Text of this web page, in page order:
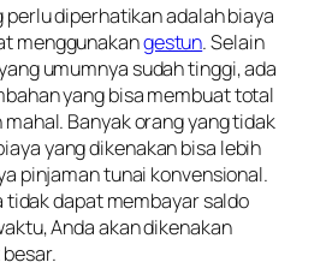
perlu diperhatikan adalah biaya
menggunakangestun. Selain
umumnya sudah tinggi, ada
yang bisa membuat total
Banyak orang yang tidak
yang dikenakan bisa lebih
pinjaman tunai konvensional.
tidak dapat membayar saldo
Anda akan dikenakan